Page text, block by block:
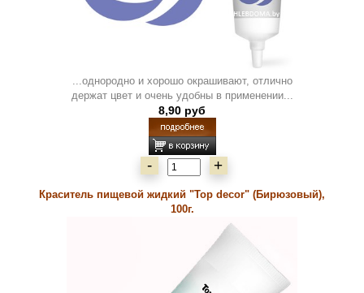
...однородно и хорошо окрашивают, отлично
держат цвет и очень удобны в применении...
8,90 руб
- +
Краситель пищевой жидкий "Top decor" (Бирюзовый),
100г.